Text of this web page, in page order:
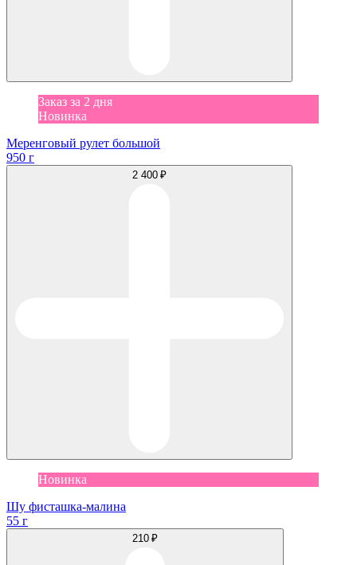
Заказ за 2 дня
Новинка
Меренговый рулет большой
950 г
2 400 ₽
Новинка
Шу фисташка-малина
55 г
210 ₽